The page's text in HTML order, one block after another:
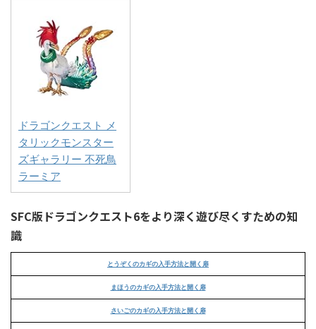
ドラゴンクエスト メ
タリックモンスター
ズギャラリー 不死鳥
ラーミア
SFC版ドラゴンクエスト6をより深く遊び尽くすための知
識
とうぞくのカギの入手方法と開く扉
まほうのカギの入手方法と開く扉
さいごのカギの入手方法と開く扉